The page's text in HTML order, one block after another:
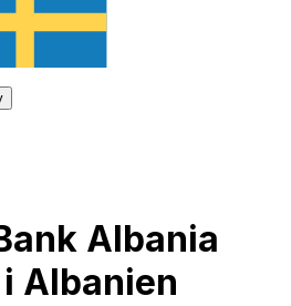
Albania
Albanien